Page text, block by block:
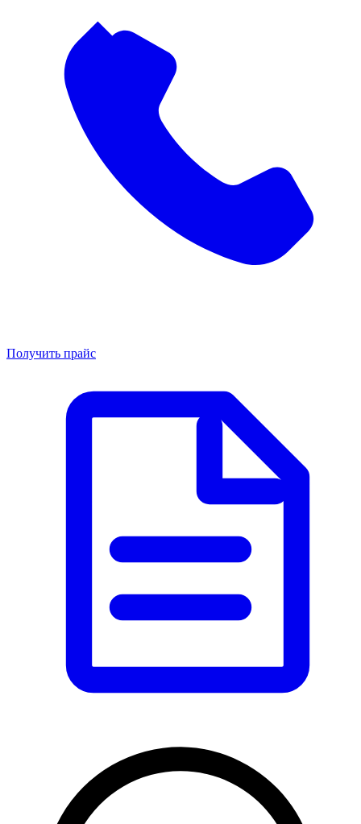
Получить прайс